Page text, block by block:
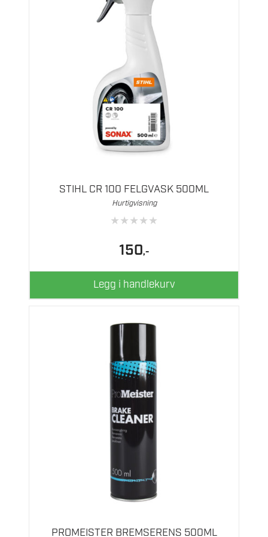
STIHL CR 100 FELGVASK 500ML
Hurtigvisning
★★★★★
150,-
Legg i handlekurv
PROMEISTER BREMSERENS 500ML